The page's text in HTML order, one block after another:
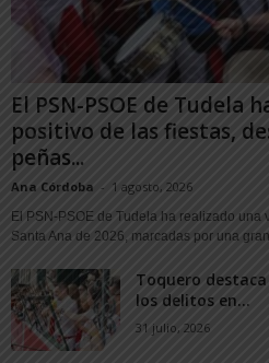
El PSN-PSOE de Tudela
positivo de las fiestas,
peñas...
Ana Córdoba - 1 agosto, 2026
El PSN-PSOE de Tudela ha realizado
Santa Ana de 2026, marcadas por una
Toquero
los delitos en...
31 julio, 2026